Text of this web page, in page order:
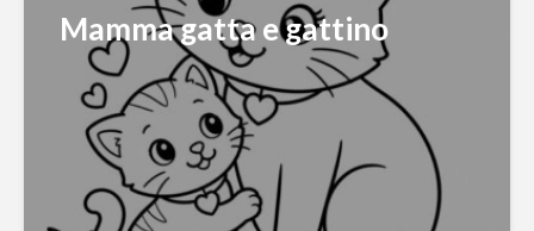
Mamma gatta e gattino